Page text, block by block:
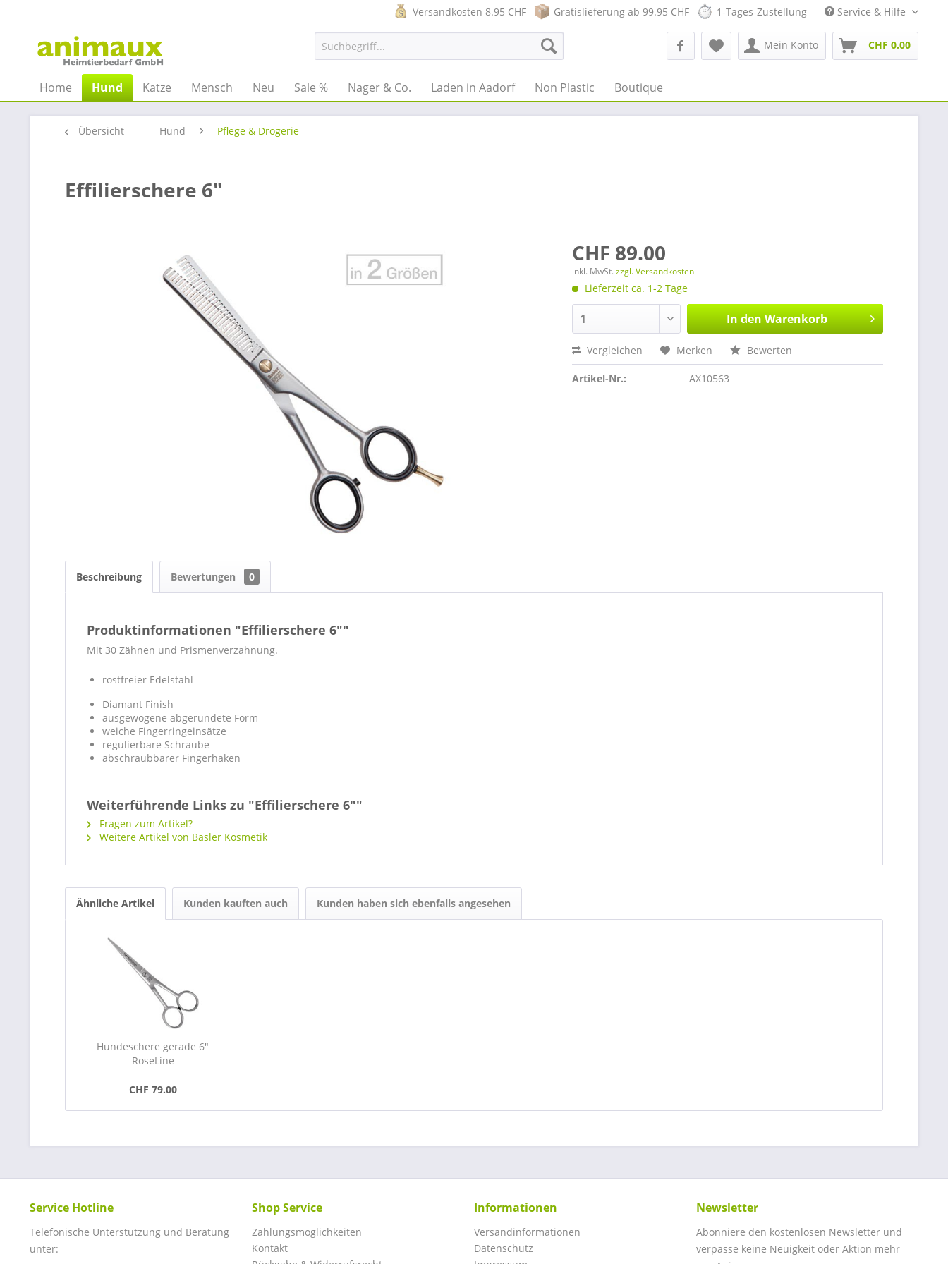
Versandkosten 8.95 CHF Gratislieferung ab 99.95 CHF 1-Tages-Zustellung Service & Hilfe
Mein Konto CHF 0.00
Home Hund Katze Mensch Neu Sale % Nager & Co. Laden in Aadorf Non Plastic Boutique
Übersicht Hund Pflege & Drogerie
Effilierschere 6"
CHF 89.00
inkl. MwSt.zzgl. Versandkosten
Lieferzeit ca. 1-2 Tage
In den Warenkorb
Vergleichen Merken Bewerten
Artikel-Nr.: AX10563
Beschreibung Bewertungen 0
Produktinformationen "Effilierschere 6""
Mit 30 Zähnen und Prismenverzahnung.
rostfreier Edelstahl
Diamant Finish
ausgewogene abgerundete Form
weiche Fingerringeinsätze
regulierbare Schraube
abschraubbarer Fingerhaken
Weiterführende Links zu "Effilierschere 6""
Fragen zum Artikel?
Weitere Artikel von Basler Kosmetik
Ähnliche Artikel Kunden kauften auch Kunden haben sich ebenfalls angesehen
Hundeschere gerade 6"
RoseLine
CHF 79.00
Service Hotline
Telefonische Unterstützung und Beratung
unter:
Shop Service
Zahlungsmöglichkeiten
Kontakt
Informationen
Versandinformationen
Datenschutz
Newsletter
Abonniere den kostenlosen Newsletter und
verpasse keine Neuigkeit oder Aktion mehr